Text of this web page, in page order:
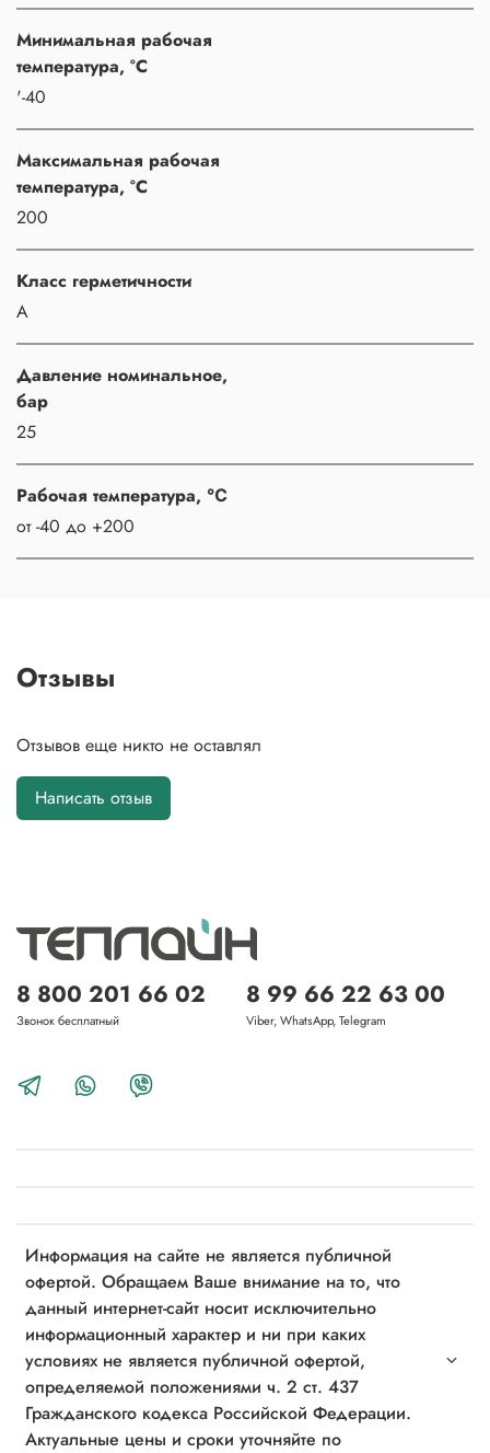
Минимальная рабочая
температура, °C
'-40
Максимальная рабочая
температура, °C
200
Класс герметичности
A
Давление номинальное,
бар
25
Рабочая температура, ℃
от -40 до +200
Отзывы
Отзывов еще никто не оставлял
Написать отзыв
Информация на сайте не является публичной
офертой. Обращаем Ваше внимание на то, что
данный интернет-сайт носит исключительно
информационный характер и ни при каких
условиях не является публичной офертой,
определяемой положениями ч. 2 ст. 437
Гражданского кодекса Российской Федерации.
Актуальные цены и сроки уточняйте по
8 800 201 66 02
Звонок бесплатный
8 99 66 22 63 00
Viber, WhatsApp, Telegram